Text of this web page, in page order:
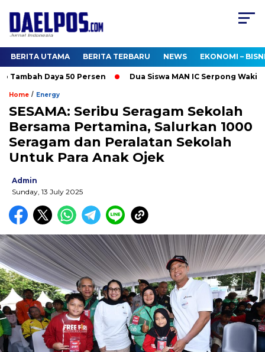
BERITA UTAMA BERITA TERBARU NEWS EKONOMI –
Daya 50 Persen Dua Siswa MAN IC Serpong Wakili
Home / Energy
SESAMA: Seribu Seragam Sekolah
Bersama Pertamina, Salurkan 1000
Seragam dan Peralatan Sekolah
Untuk Para Anak Ojek
Admin
Sunday, 13 July 2025